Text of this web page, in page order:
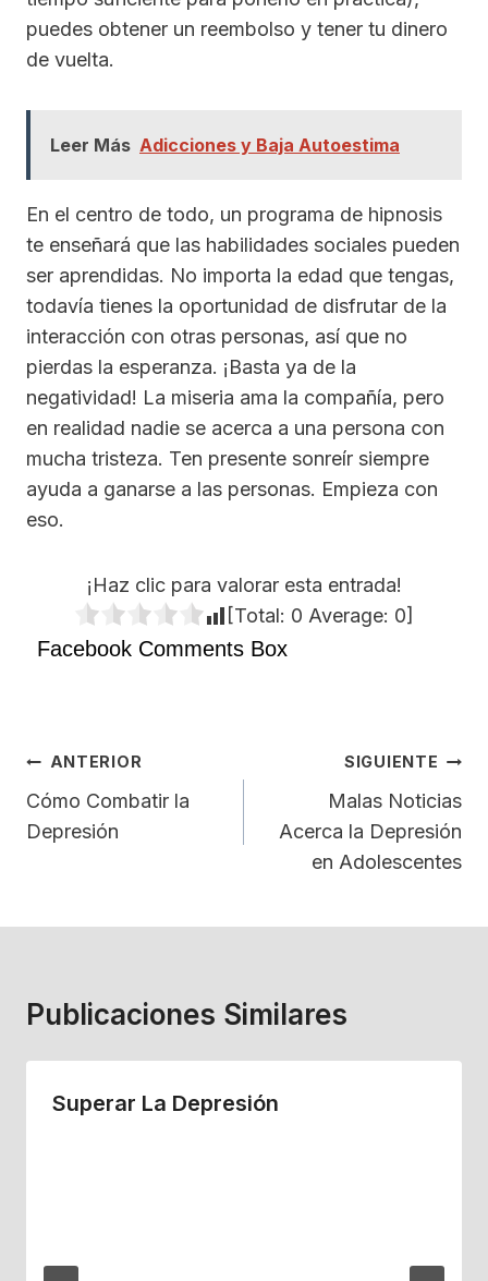
puedes obtener un reembolso y tener tu dinero
de vuelta.
Leer Más Adicciones y Baja Autoestima
En el centro de todo, un programa de hipnosis
te enseñará que las habilidades sociales pueden
ser aprendidas. No importa la edad que tengas,
todavía tienes la oportunidad de disfrutar de la
interacción con otras personas, así que no
pierdas la esperanza. ¡Basta ya de la
negatividad! La miseria ama la compañía, pero
en realidad nadie se acerca a una persona con
mucha tristeza. Ten presente sonreír siempre
ayuda a ganarse a las personas. Empieza con
eso.
¡Haz clic para valorar esta entrada!
[Total: 0 Average: 0]
Facebook Comments Box
Navegación
De
Entradas
ANTERIOR
Cómo Combatir la
Depresión
SIGUIENTE
Malas Noticias
Acerca la Depresión
en Adolescentes
Publicaciones Similares
Superar La Depresión